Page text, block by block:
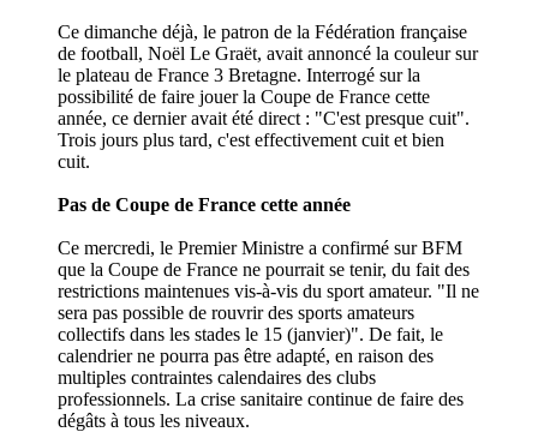
Ce dimanche déjà, le patron de la Fédération française
de football, Noël Le Graët, avait annoncé la couleur sur
le plateau de France 3 Bretagne. Interrogé sur la
possibilité de faire jouer la Coupe de France cette
année, ce dernier avait été direct : "C'est presque cuit".
Trois jours plus tard, c'est effectivement cuit et bien
cuit.
Pas de Coupe de France cette année
Ce mercredi, le Premier Ministre a confirmé sur BFM
que la Coupe de France ne pourrait se tenir, du fait des
restrictions maintenues vis-à-vis du sport amateur. "Il ne
sera pas possible de rouvrir des sports amateurs
collectifs dans les stades le 15 (janvier)". De fait, le
calendrier ne pourra pas être adapté, en raison des
multiples contraintes calendaires des clubs
professionnels. La crise sanitaire continue de faire des
dégâts à tous les niveaux.